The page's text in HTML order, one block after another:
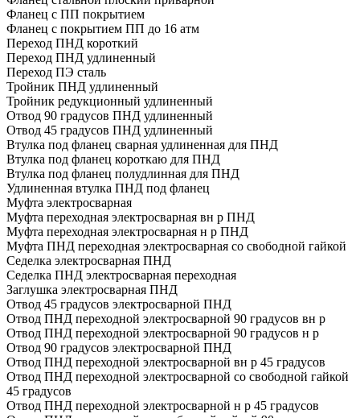
Фланец с ПП покрытием
Фланец с покрытием ПП до 16 атм
Переход ПНД короткий
Переход ПНД удлиненный
Переход ПЭ сталь
Тройник ПНД удлиненный
Тройник редукционный удлиненный
Отвод 90 градусов ПНД удлиненный
Отвод 45 градусов ПНД удлиненный
Втулка под фланец сварная удлиненная для ПНД
Втулка под фланец короткаю для ПНД
Втулка под фланец полудлинная для ПНД
Удлиненная втулка ПНД под фланец
Муфта электросварная
Муфта переходная электросварная вн р ПНД
Муфта переходная электросварная н р ПНД
Муфта ПНД переходная электросварная со свободной гайкой
Седелка электросварная ПНД
Седелка ПНД электросварная переходная
Заглушка электросварная ПНД
Отвод 45 градусов электросварной ПНД
Отвод ПНД переходной электросварной 90 градусов вн р
Отвод ПНД переходной электросварной 90 градусов н р
Отвод 90 градусов электросварной ПНД
Отвод ПНД переходной электросварной вн р 45 градусов
Отвод ПНД переходной электросварной со свободной гайкой
45 градусов
Отвод ПНД переходной электросварной н р 45 градусов